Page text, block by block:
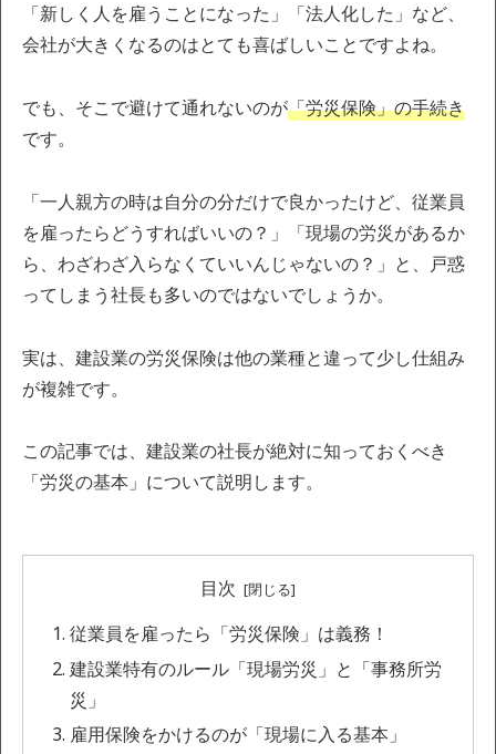
「新しく人を雇うことになった」「法人化した」など、
会社が大きくなるのはとても喜ばしいことですよね。
でも、そこで避けて通れないのが「労災保険」の手続き
です。
「一人親方の時は自分の分だけで良かったけど、従業員
を雇ったらどうすればいいの？」「現場の労災があるか
ら、わざわざ入らなくていいんじゃないの？」と、戸惑
ってしまう社長も多いのではないでしょうか。
実は、建設業の労災保険は他の業種と違って少し仕組み
が複雑です。
この記事では、建設業の社長が絶対に知っておくべき
「労災の基本」について説明します。
目次
従業員を雇ったら「労災保険」は義務！
建設業特有のルール「現場労災」と「事務所労
災」
雇用保険をかけるのが「現場に入る基本」